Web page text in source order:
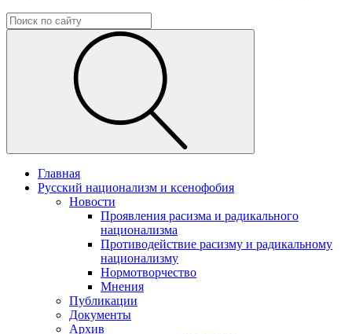
Главная
Русский национализм и ксенофобия
Новости
Проявления расизма и радикального
национализма
Противодействие расизму и радикальному
национализму
Нормотворчество
Мнения
Публикации
Документы
Архив